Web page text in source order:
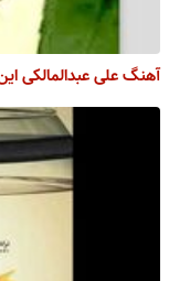
آهنگ علی عبدالمالکی